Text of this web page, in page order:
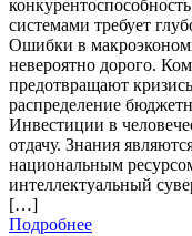
системами требует
Ошибки в
невероятно дорого.
предотвращают
распределение
Инвестиции в
отдачу. Знания
национальным
интеллектуальный
[…]
Подробнее